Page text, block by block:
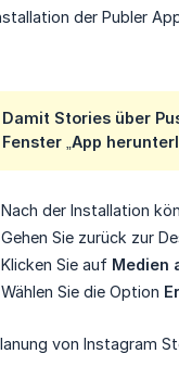
Damit Stories über
Fenster „App
Nach der Installation
Gehen Sie zurück zur
Klicken Sie auf Medien
Wählen Sie die Option